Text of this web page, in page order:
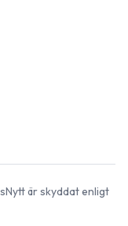
är skyddat enligt